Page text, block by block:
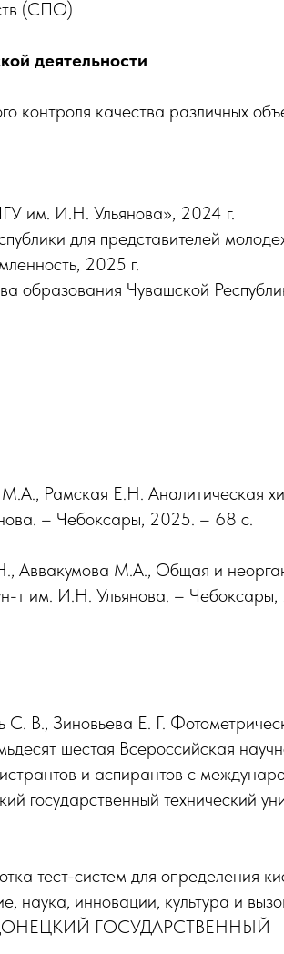
(СПО)
деятельности
контроля качества различных
им. И.Н. Ульянова», 2024 г.
для представителей
2025 г.
образования Чувашской
Рамская Е.Н. Аналитическая
– Чебоксары, 2025. – 68 с.
Аввакумова М.А., Общая и
т им. И.Н. Ульянова. –
В., Зиновьева Е. Г.
шестая Всероссийская
и аспирантов с
государственный технический
тест-систем для определения
наука, инновации, культура и
ГОСУДАРСТВЕННЫЙ